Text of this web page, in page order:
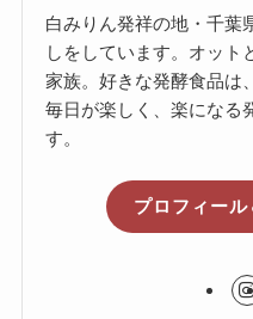
白みりん発祥の地・千葉
しをしています。オット
家族。好きな発酵食品は
毎日が楽しく、楽になる
す。
プロフィー